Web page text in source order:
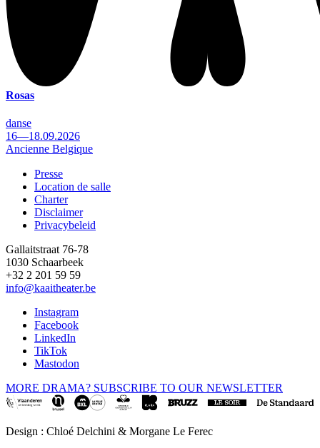
Rosas
danse
16—18.09.2026
Ancienne Belgique
Footer
Presse
Location de salle
Charter
Disclaimer
Privacybeleid
Gallaitstraat 76-78
1030 Schaarbeek
+32 2 201 59 59
info@kaaitheater.be
Instagram
Facebook
LinkedIn
TikTok
Mastodon
MORE DRAMA? SUBSCRIBE TO OUR NEWSLETTER
Design : Chloé Delchini & Morgane Le Ferec